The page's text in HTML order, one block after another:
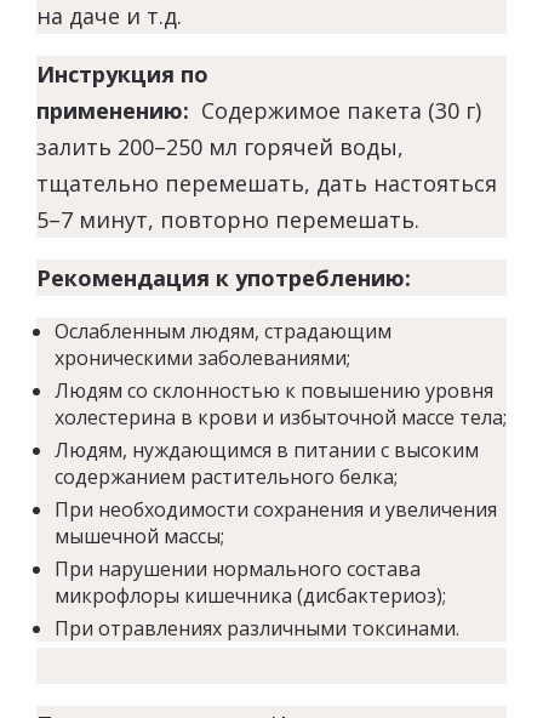
на даче и т.д.
Инструкция по
применению: Содержимое пакета (30 г)
залить 200–250 мл горячей воды,
тщательно перемешать, дать настояться
5–7 минут, повторно перемешать.
Рекомендация к употреблению:
Ослабленным людям, страдающим
хроническими заболеваниями;
Людям со склонностью к повышению уровня
холестерина в крови и избыточной массе тела;
Людям, нуждающимся в питании с высоким
содержанием растительного белка;
При необходимости сохранения и увеличения
мышечной массы;
При нарушении нормального состава
микрофлоры кишечника (дисбактериоз);
При отравлениях различными токсинами.